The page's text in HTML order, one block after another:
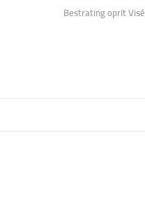
Bestrating oprit Visé